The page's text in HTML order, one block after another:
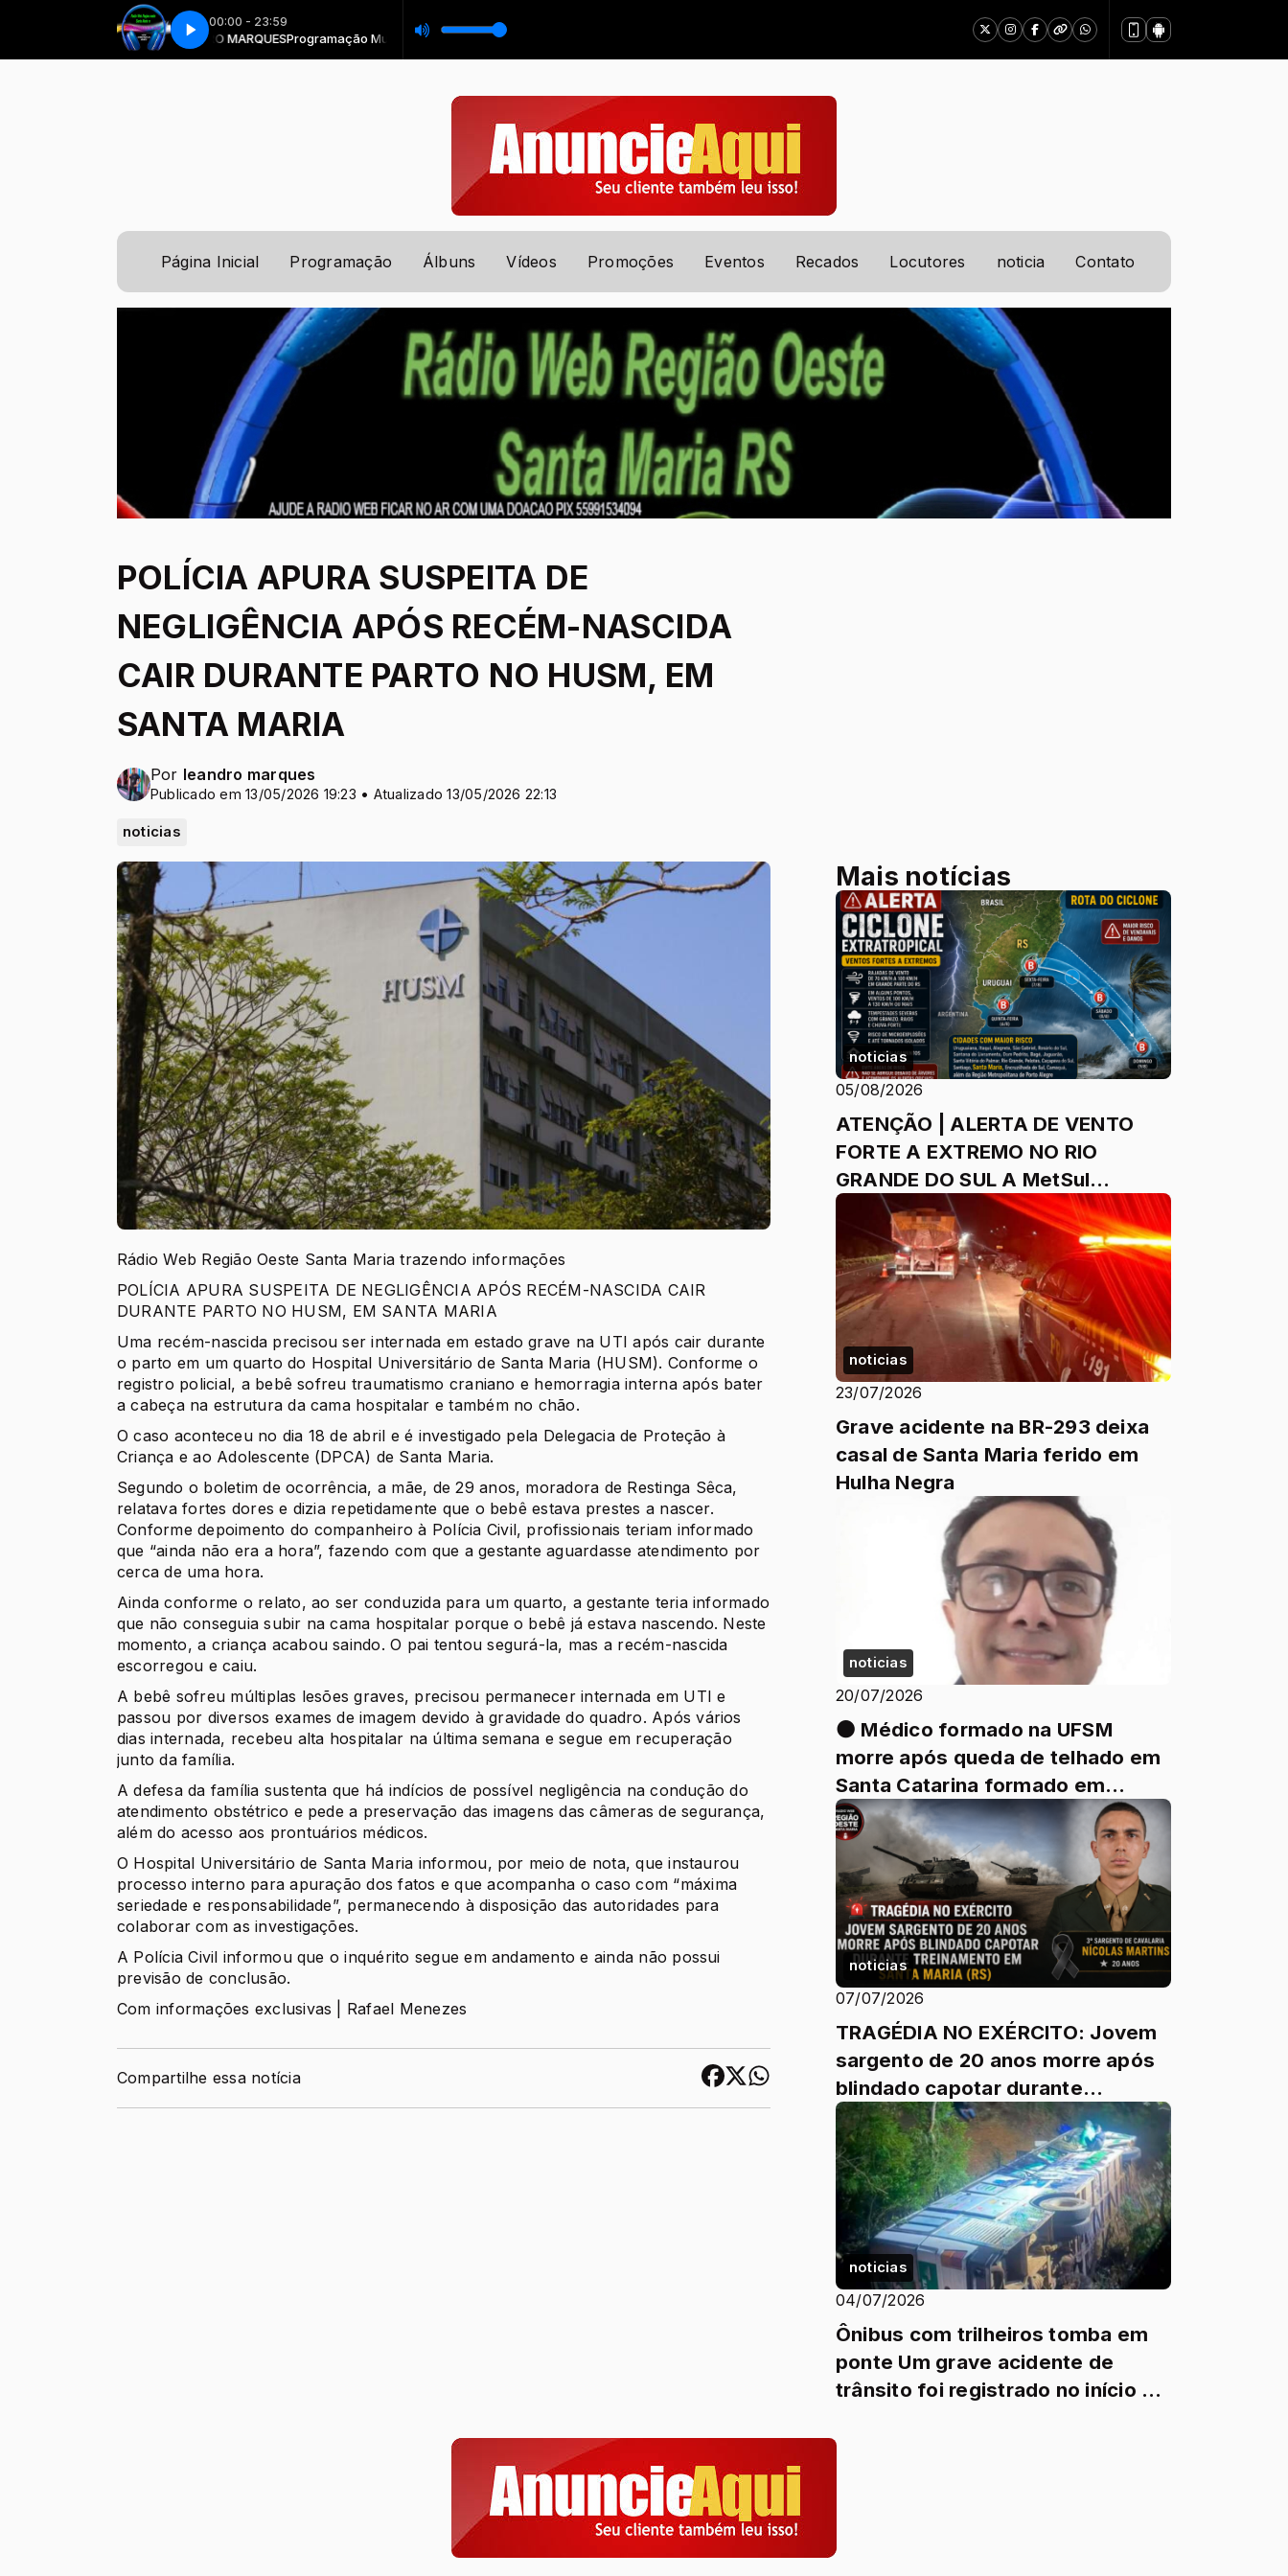
00:00 - 23:59
Musical com LEANDRO MARQUESProgramação Musical com LEANDRO MARQUES
04 BOWN UNDER 04 BOWN UNDER
Página Inicial Programação Álbuns Vídeos Promoções Eventos Recados Locutores noticia Contato
POLÍCIA APURA SUSPEITA DE
NEGLIGÊNCIA APÓS RECÉM-NASCIDA
CAIR DURANTE PARTO NO HUSM, EM
SANTA MARIA
Por leandro marques
Publicado em 13/05/2026 19:23 • Atualizado 13/05/2026 22:13
noticias
Rádio Web Região Oeste Santa Maria trazendo informações
POLÍCIA APURA SUSPEITA DE NEGLIGÊNCIA APÓS RECÉM-NASCIDA CAIR
DURANTE PARTO NO HUSM, EM SANTA MARIA
Uma recém-nascida precisou ser internada em estado grave na UTI após cair durante
o parto em um quarto do Hospital Universitário de Santa Maria (HUSM). Conforme o
registro policial, a bebê sofreu traumatismo craniano e hemorragia interna após bater
a cabeça na estrutura da cama hospitalar e também no chão.
O caso aconteceu no dia 18 de abril e é investigado pela Delegacia de Proteção à
Criança e ao Adolescente (DPCA) de Santa Maria.
Segundo o boletim de ocorrência, a mãe, de 29 anos, moradora de Restinga Sêca,
relatava fortes dores e dizia repetidamente que o bebê estava prestes a nascer.
Conforme depoimento do companheiro à Polícia Civil, profissionais teriam informado
que “ainda não era a hora”, fazendo com que a gestante aguardasse atendimento por
cerca de uma hora.
Ainda conforme o relato, ao ser conduzida para um quarto, a gestante teria informado
que não conseguia subir na cama hospitalar porque o bebê já estava nascendo. Neste
momento, a criança acabou saindo. O pai tentou segurá-la, mas a recém-nascida
escorregou e caiu.
A bebê sofreu múltiplas lesões graves, precisou permanecer internada em UTI e
passou por diversos exames de imagem devido à gravidade do quadro. Após vários
dias internada, recebeu alta hospitalar na última semana e segue em recuperação
junto da família.
A defesa da família sustenta que há indícios de possível negligência na condução do
atendimento obstétrico e pede a preservação das imagens das câmeras de segurança,
além do acesso aos prontuários médicos.
O Hospital Universitário de Santa Maria informou, por meio de nota, que instaurou
processo interno para apuração dos fatos e que acompanha o caso com “máxima
seriedade e responsabilidade”, permanecendo à disposição das autoridades para
colaborar com as investigações.
A Polícia Civil informou que o inquérito segue em andamento e ainda não possui
previsão de conclusão.
Com informações exclusivas | Rafael Menezes
Compartilhe essa notícia
Mais notícias
noticias
05/08/2026
ATENÇÃO | ALERTA DE VENTO
FORTE A EXTREMO NO RIO
GRANDE DO SUL A MetSul
Meteorologia emitiu um alerta
para um episód...
noticias
23/07/2026
Grave acidente na BR-293 deixa
casal de Santa Maria ferido em
Hulha Negra
noticias
20/07/2026
⚫ Médico formado na UFSM
morre após queda de telhado em
Santa Catarina formado em
Medicina pela Universidade
Federal ...
noticias
07/07/2026
TRAGÉDIA NO EXÉRCITO: Jovem
sargento de 20 anos morre após
blindado capotar durante
treinamento em Santa Maria (RS).
...
noticias
04/07/2026
Ônibus com trilheiros tomba em
ponte Um grave acidente de
trânsito foi registrado no início da